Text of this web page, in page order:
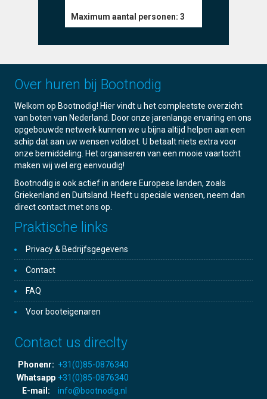
Maximum aantal personen: 3
Over huren bij Bootnodig
Welkom op Bootnodig! Hier vindt u het compleetste overzicht
van boten van Nederland. Door onze jarenlange ervaring en ons
opgebouwde netwerk kunnen we u bijna altijd helpen aan een
schip dat aan uw wensen voldoet. U betaalt niets extra voor
onze bemiddeling. Het organiseren van een mooie vaartocht
maken wij wel erg eenvoudig!
Bootnodig is ook actief in andere Europese landen, zoals
Griekenland en Duitsland. Heeft u speciale wensen, neem dan
direct contact met ons op.
Praktische links
Privacy & Bedrijfsgegevens
Contact
FAQ
Voor booteigenaren
Contact us direclty
Phonenr: +31(0)85-0876340
Whatsapp +31(0)85-0876340
E-mail:
info@bootnodig.nl